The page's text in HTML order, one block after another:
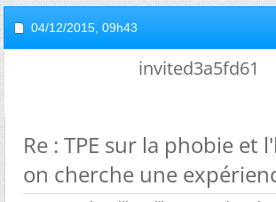
04/12/2015, 09h43
invited3a5fd61
Re : TPE sur la phobie et
on cherche une